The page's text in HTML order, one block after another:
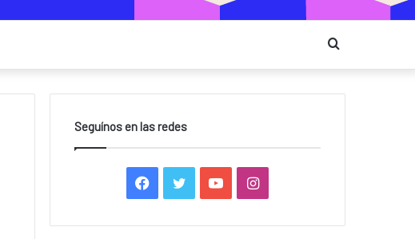
Seguínos en las redes
Facebook
TwitterYouTubeInstagram